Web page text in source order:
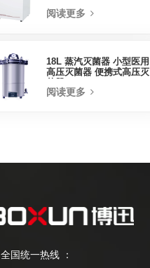
阅读更多
18L 蒸汽灭菌器 小型医用
高压灭菌器 便携式高压灭
阅读更多
全国统一热线 ：